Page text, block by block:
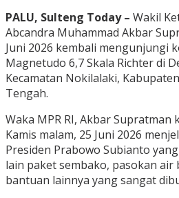
PALU, Sulteng Today – Wakil
Abcandra Muhammad Akbar
Juni 2026 kembali mengunjungi
Magnetudo 6,7 Skala Richter di
Kecamatan Nokilalaki,
Tengah.
Waka MPR RI, Akbar Supratman
Kamis malam, 25 Juni 2026
Presiden Prabowo Subianto
lain paket sembako, pasokan air
bantuan lainnya yang sangat